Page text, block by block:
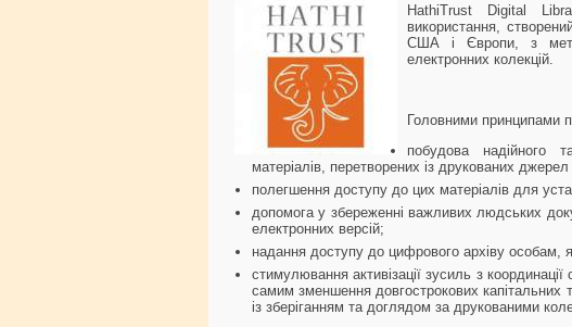
HathiTrust Digital
використання,
США і Європи, з
електронних колекцій.
Головними принципами
побудова надійного
матеріалів, перетворених із друкованих
полегшення доступу до цих матеріалів для
допомога у збереженні важливих людських
електронних версій;
надання доступу до цифрового архіву особам,
стимулювання активізації зусиль з координації
самим зменшення довгострокових капітальних
із зберіганням та доглядом за друкованими